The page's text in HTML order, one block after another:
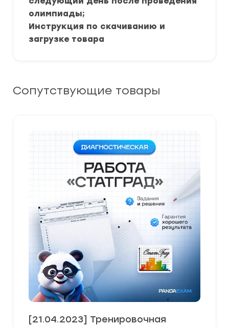
олимпиады;
Инструкция по скачиванию и
загрузке товара
Сопутствующие товары
[21.04.2023] Тренировочная